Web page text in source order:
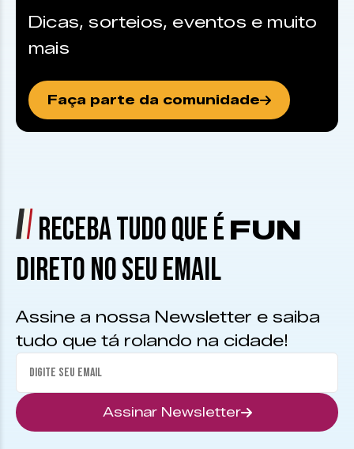
Dicas, sorteios, eventos e muito
mais
Faça parte da comunidade
RECEBA TUDO QUE É FUN
DIRETO NO SEU EMAIL
Assine a nossa Newsletter e saiba
tudo que tá rolando na cidade!
Assinar Newsletter